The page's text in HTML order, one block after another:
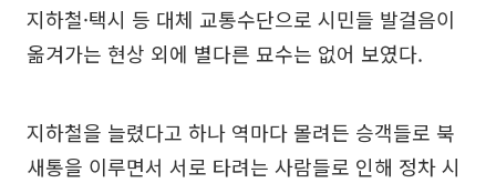
지하철·택시 등 대체 교통수단으로 시민들 발걸음이
옮겨가는 현상 외에 별다른 묘수는 없어 보였다.
지하철을 늘렸다고 하나 역마다 몰려든 승객들로 북
새통을 이루면서 서로 타려는 사람들로 인해 정차 시